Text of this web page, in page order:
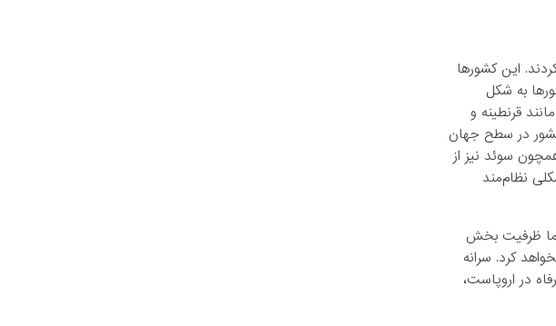
این کشورها
به شکل
قرنطینه و
در سطح جهان
سوئد نیز از
نظام‌مند
ظرفیت بخش‌
کرد. سرانه
در اروپاست،